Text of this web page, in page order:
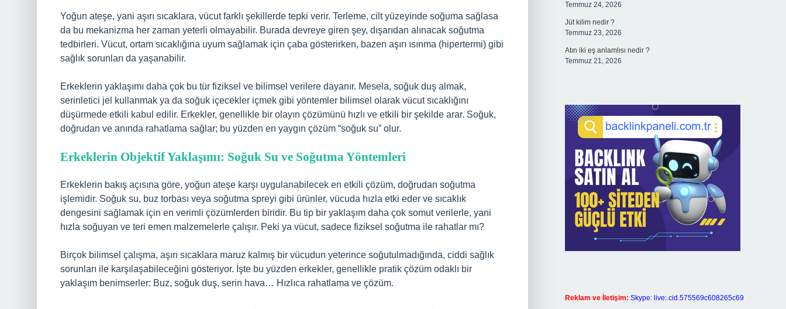
Yoğun ateşe, yani aşırı sıcaklara, vücut farklı şekillerde tepki verir. Terleme, cilt yüzeyinde soğuma sağlasa
da bu mekanizma her zaman yeterli olmayabilir. Burada devreye giren şey, dışarıdan alınacak soğutma
tedbirleri. Vücut, ortam sıcaklığına uyum sağlamak için çaba gösterirken, bazen aşırı ısınma (hipertermi) gibi
sağlık sorunları da yaşanabilir.
Erkeklerin yaklaşımı daha çok bu tür fiziksel ve bilimsel verilere dayanır. Mesela, soğuk duş almak,
serinletici jel kullanmak ya da soğuk içecekler içmek gibi yöntemler bilimsel olarak vücut sıcaklığını
düşürmede etkili kabul edilir. Erkekler, genellikle bir olayın çözümünü hızlı ve etkili bir şekilde arar. Soğuk,
doğrudan ve anında rahatlama sağlar; bu yüzden en yaygın çözüm “soğuk su” olur.
Erkeklerin Objektif Yaklaşımı: Soğuk Su ve Soğutma Yöntemleri
Erkeklerin bakış açısına göre, yoğun ateşe karşı uygulanabilecek en etkili çözüm, doğrudan soğutma
işlemidir. Soğuk su, buz torbası veya soğutma spreyi gibi ürünler, vücuda hızla etki eder ve sıcaklık
dengesini sağlamak için en verimli çözümlerden biridir. Bu tip bir yaklaşım daha çok somut verilerle, yani
hızla soğuyan ve teri emen malzemelerle çalışır. Peki ya vücut, sadece fiziksel soğutma ile rahatlar mı?
Birçok bilimsel çalışma, aşırı sıcaklara maruz kalmış bir vücudun yeterince soğutulmadığında, ciddi sağlık
sorunları ile karşılaşabileceğini gösteriyor. İşte bu yüzden erkekler, genellikle pratik çözüm odaklı bir
yaklaşım benimserler: Buz, soğuk duş, serin hava… Hızlıca rahatlama ve çözüm.
Temmuz 24, 2026
Jüt kilim nedir ?
Temmuz 23, 2026
Atın iki eş anlamlısı nedir ?
Temmuz 21, 2026
Reklam ve İletişim: Skype: live:.cid.575569c608265c69